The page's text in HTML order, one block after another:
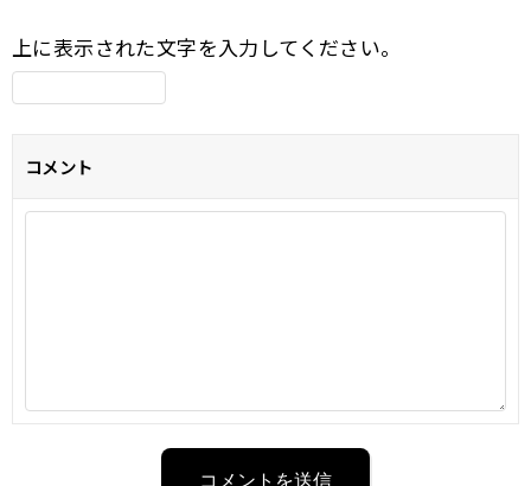
上に表示された文字を入力してください。
コメント